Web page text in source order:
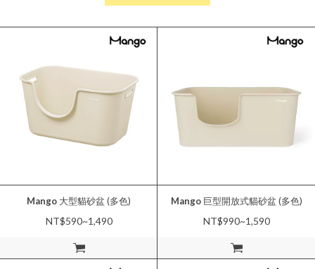
加入購物車
Mango 大型貓砂盆 (多色)
NT$590~1,490
加入購物車
Mango巨型開放式貓砂盆 (多色)
NT$990~1,590